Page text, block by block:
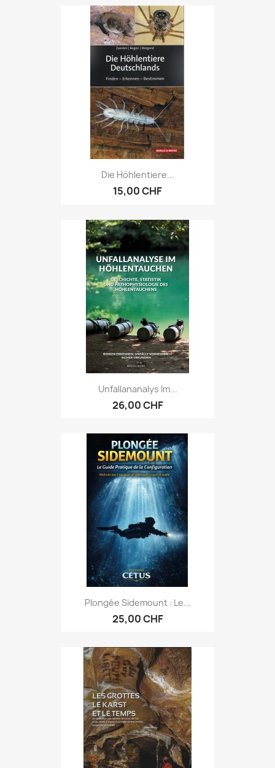
Die Höhlentiere...
15,00 CHF
Unfallananalys Im...
26,00 CHF
Plongée Sidemount : Le...
25,00 CHF